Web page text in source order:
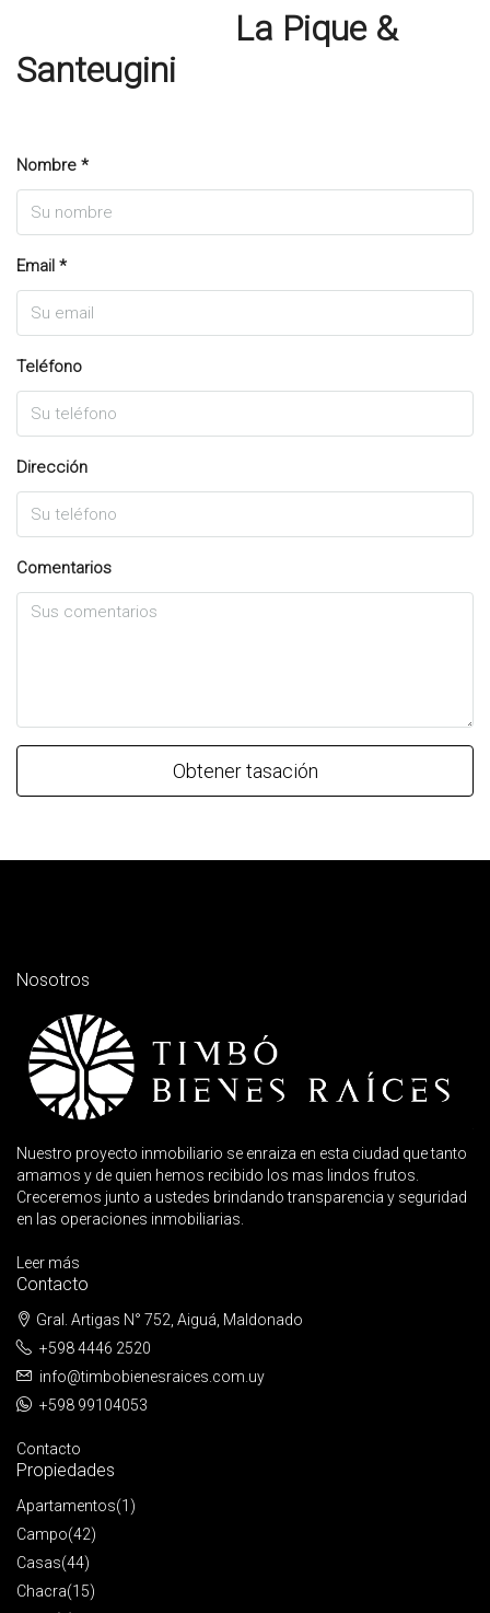
La Pique &
Santeugini
Nombre *
Email *
Teléfono
Dirección
Comentarios
Obtener tasación
Nosotros
Nuestro proyecto inmobiliario se enraiza en esta ciudad que tanto
amamos y de quien hemos recibido los mas lindos frutos.
Creceremos junto a ustedes brindando transparencia y seguridad
en las operaciones inmobiliarias.
Leer más
Contacto
Gral. Artigas N° 752, Aiguá, Maldonado
+598 4446 2520
info@timbobienesraices.com.uy
+598 99104053
Contacto
Propiedades
Apartamentos(1)
Campo(42)
Casas(44)
Chacra(15)